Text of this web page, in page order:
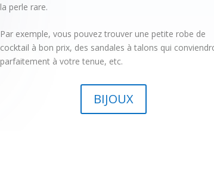
la perle rare.
Par exemple, vous pouvez trouver une petite robe de
cocktail à bon prix, des sandales à talons qui
parfaitement à votre tenue, etc.
BIJOUX